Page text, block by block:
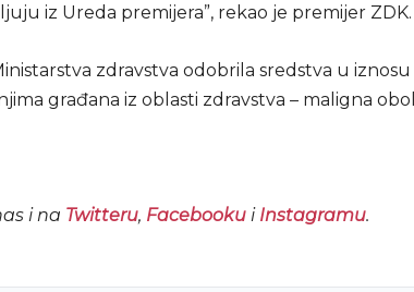
iz Ureda premijera”, rekao je premijer ZDK.
zdravstva odobrila sredstva u iznosu
građana iz oblasti zdravstva – maligna
i na Twitteru, Facebookui Instagramu.